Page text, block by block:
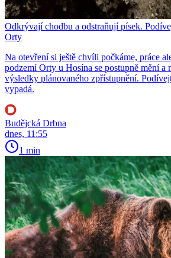
Odkrývají chodbu a odstraňují písek.
Orty
Na otevření si ještě chvíli počkáme, práce
podzemí Orty u Hosína se postupně mění a
výsledky plánovaného zpřístupnění.
vypadá.
Budějcká Drbna
dnes, 11:55
1 min